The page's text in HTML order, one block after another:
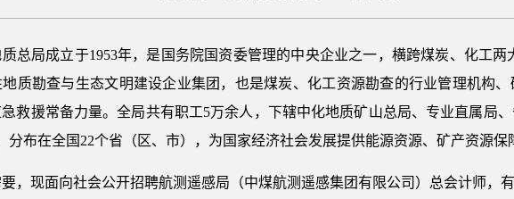
总局成立于1953年，是国务院国资委管理的中央企业之一，横跨煤炭、化工
质勘查与生态文明建设企业集团，也是煤炭、化工资源勘查的行业管理机构
救援常备力量。全局共有职工5万余人，下辖中化地质矿山总局、专业直属局
分布在全国22个省（区、市），为国家经济社会发展提供能源资源、矿产资源保
，现面向社会公开招聘航测遥感局（中煤航测遥感集团有限公司）总会计师，